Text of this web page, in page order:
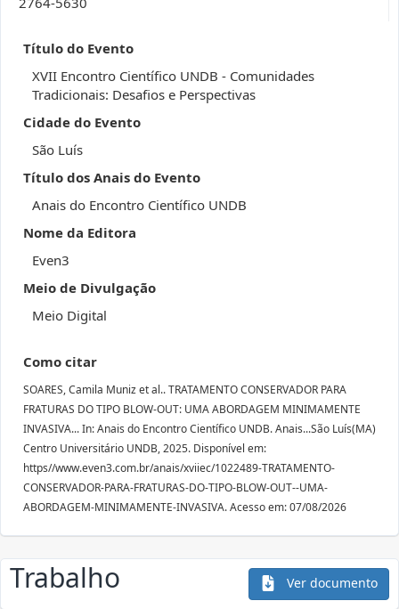
Título do Evento
XVII Encontro Científico UNDB - Comunidades
Tradicionais: Desafios e Perspectivas
Cidade do Evento
São Luís
Título dos Anais do Evento
Anais do Encontro Científico UNDB
Nome da Editora
Even3
Meio de Divulgação
Meio Digital
Como citar
SOARES, Camila Muniz et al.. TRATAMENTO CONSERVADOR PARA
FRATURAS DO TIPO BLOW-OUT: UMA ABORDAGEM MINIMAMENTE
INVASIVA... In: Anais do Encontro Científico UNDB. Anais...São Luís(MA)
Centro Universitário UNDB, 2025. Disponível em:
https//www.even3.com.br/anais/xviiec/1022489-TRATAMENTO-
CONSERVADOR-PARA-FRATURAS-DO-TIPO-BLOW-OUT--UMA-
ABORDAGEM-MINIMAMENTE-INVASIVA. Acesso em: 07/08/2026
Trabalho Ver documento